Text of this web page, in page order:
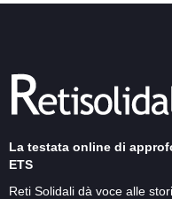
La testata online di
ETS
Reti Solidali dà voce alle